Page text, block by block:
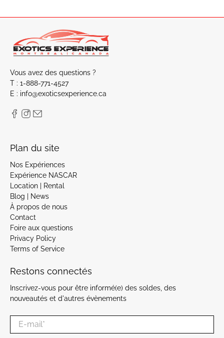
Vous avez des questions ?
T : 1-888-771-4527
E : info@exoticsexperience.ca
Plan du site
Nos Expériences
Expérience NASCAR
Location | Rental
Blog | News
À propos de nous
Contact
Foire aux questions
Privacy Policy
Terms of Service
Restons connectés
Inscrivez-vous pour être informé(e) des soldes, des
nouveautés et d'autres évènements
E-mail*